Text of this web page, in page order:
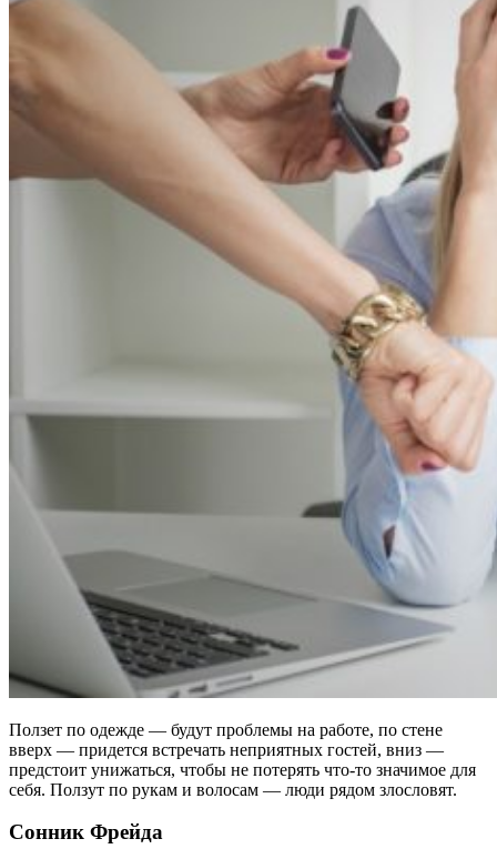
Ползет по одежде — будут проблемы на работе, по стене
вверх — придется встречать неприятных гостей, вниз —
предстоит унижаться, чтобы не потерять что-то значимое для
себя. Ползут по рукам и волосам — люди рядом злословят.
Сонник Фрейда